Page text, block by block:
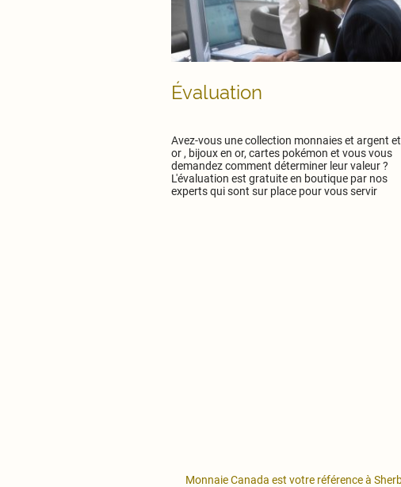
Évaluation
Avez-vous une collection monnaies et argent et
or , bijoux en or, cartes pokémon et vous vous
demandez comment déterminer leur valeur ?
L'évaluation est gratuite en boutique par nos
experts qui sont sur place pour vous servir
Monnaie Canada est votre référence à